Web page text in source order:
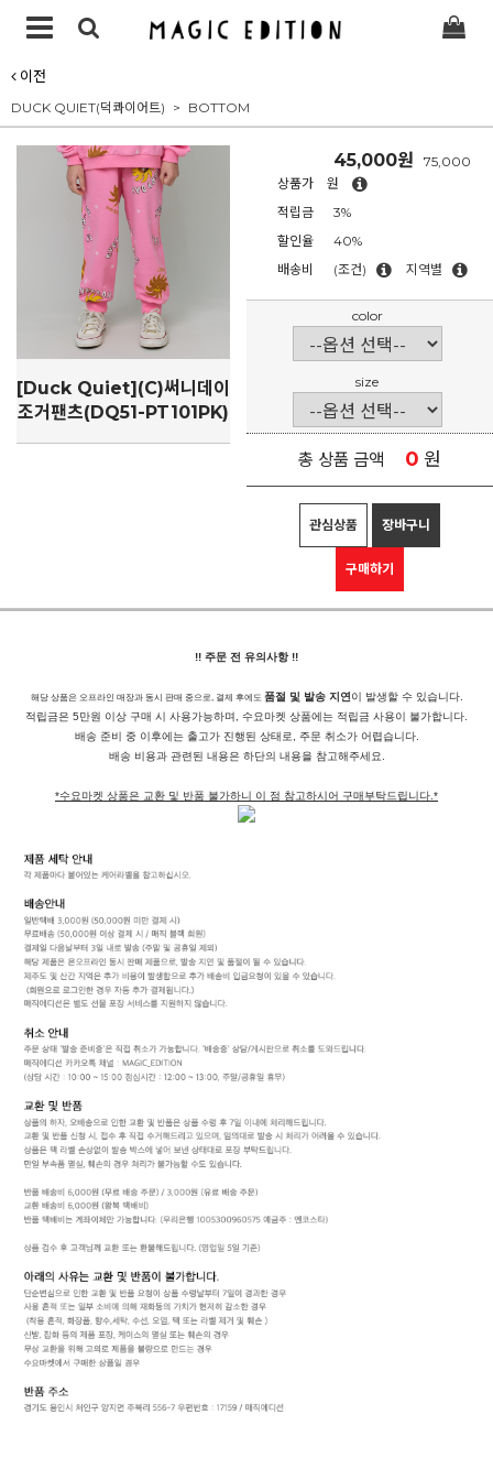
이전
DUCK QUIET(덕콰이어트) BOTTOM
[Duck Quiet](C)써니데이
조거팬츠(DQ51-PT101PK)
상품가
45,000원 75,000
원
적립금
3%
할인율
40%
배송비
(조건) 지역별
color
size
총 상품 금액 0 원
관심상품 장바구니
구매하기
!! 주문 전 유의사항 !!
해당 상품은 오프라인 매장과 동시 판매 중으로, 결제 후에도 품절 및 발송 지연 이 발생할 수 있습니다.
적립금은 5만원 이상 구매 시 사용가능하며, 수요마켓 상품에는 적립금 사용이 불가합니다.
배송 준비 중 이후에는 출고가 진행된 상태로, 주문 취소가 어렵습니다.
배송 비용과 관련된 내용은 하단의 내용을 참고해주세요.
*수요마켓 상품은 교환 및 반품 불가하니 이 점 참고하시어 구매부탁드립니다.*